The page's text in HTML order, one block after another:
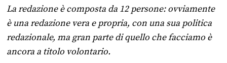
La redazione è composta da 12 persone: ovviamente
è una redazione vera e propria, con una sua politica
redazionale, ma gran parte di quello che facciamo è
ancora a titolo volontario.